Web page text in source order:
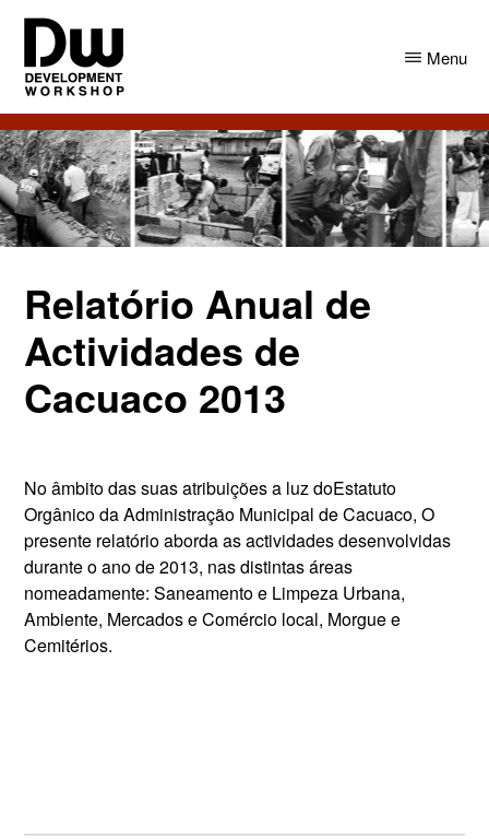
Skip
main
content
Skip
primary
sidebar
DW
Angola
Development
Workshop
Angola
Menu
Relatório Anual de
Actividades de
Cacuaco 2013
No âmbito das suas atribuições a luz doEstatuto
Orgânico da Administração Municipal de Cacuaco, O
presente relatório aborda as actividades desenvolvidas
durante o ano de 2013, nas distintas áreas
nomeadamente: Saneamento e Limpeza Urbana,
Ambiente, Mercados e Comércio local, Morgue e
Cemitérios.